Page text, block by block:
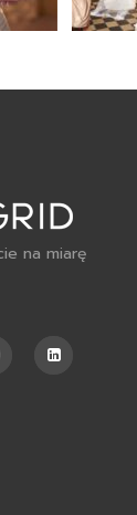
na miarę